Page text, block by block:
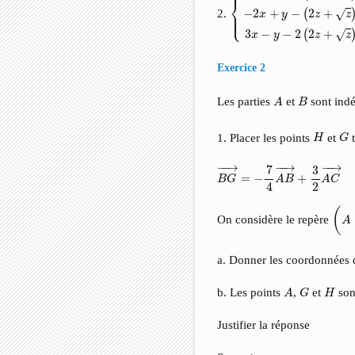
2. ⎨
⎪ ⎪
⎩ −2x + y − (2z + √z)
3x − y − 2 (2z + √z)
Exercice 2
Les parties A
A et B
B sont
1. Placer les pointsH
H etG
G
−
−→
BG = −
7
4
−
−→
AB +
3
2
−
−→
AC
G→ 74 B→ +3 C
On considère le repère (A
A
a. Donner les coordonnées
b. Les points A
A,G
G et H
H
Justifier la réponse